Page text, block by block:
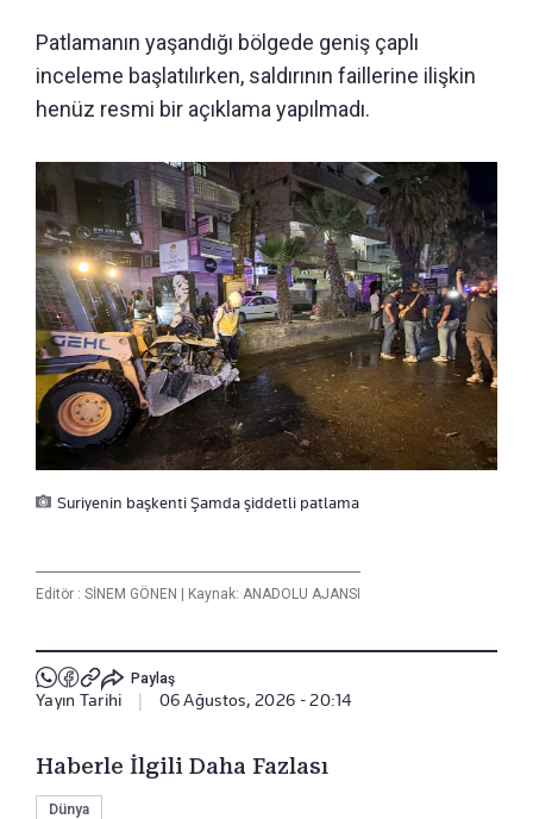
Patlamanın yaşandığı bölgede geniş çaplı
inceleme başlatılırken, saldırının faillerine ilişkin
henüz resmi bir açıklama yapılmadı.
Suriyenin başkenti Şamda şiddetli patlama
Editör : SİNEM GÖNEN | Kaynak: ANADOLU AJANSI
Paylaş
Yayın Tarihi 06 Ağustos, 2026 - 20:14
Haberle İlgili Daha Fazlası
Dünya